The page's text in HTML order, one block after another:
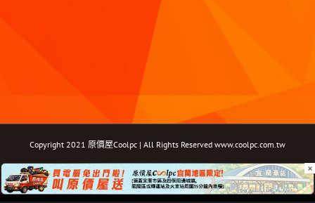
Copyright 2021 原價屋Coolpc | All Rights Reserved www.coolpc.com.tw
FacebookInstagramYouTubeTwitterEmail: ×